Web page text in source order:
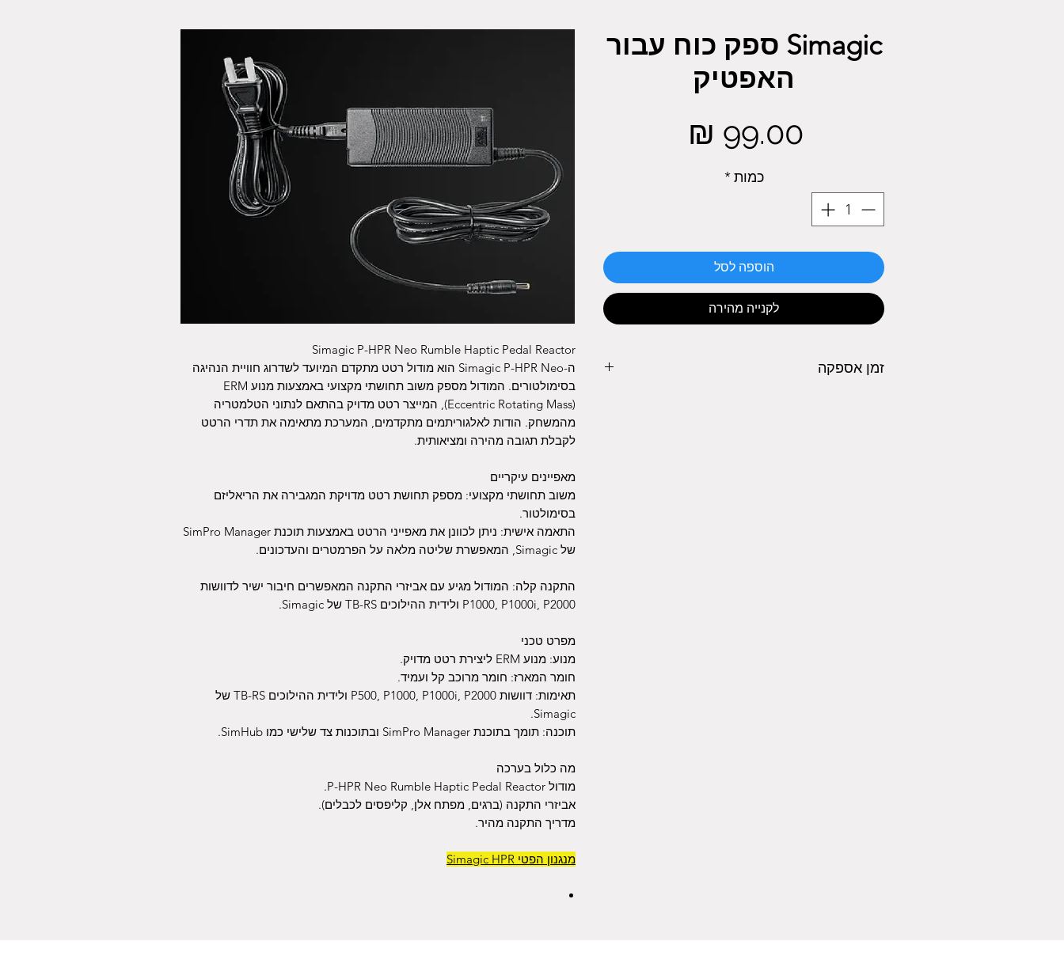
Simagic P-HPR Neo Rumble Haptic Pedal Reactor
ה-Simagic P-HPR Neo הוא מודול רטט מתקדם המיועד לשדרוג חוויית הנהיגה
בסימולטורים. המודול מספק משוב תחושתי מקצועי באמצעות מנוע ERM
(Eccentric Rotating Mass), המייצר רטט מדויק בהתאם לנתוני הטלמטריה
מהמשחק. הודות לאלגוריתמים מתקדמים, המערכת מתאימה את תדרי הרטט
לקבלת תגובה מהירה ומציאותית.
מאפיינים עיקריים
משוב תחושתי מקצועי: מספק תחושת רטט מדויקת המגבירה את הריאליזם
בסימולטור.
התאמה אישית: ניתן לכוונן את מאפייני הרטט באמצעות תוכנת SimPro Manager
של Simagic, המאפשרת שליטה מלאה על הפרמטרים והעדכונים.
התקנה קלה: המודול מגיע עם אביזרי התקנה המאפשרים חיבור ישיר לדוושות
P1000, P1000i, P2000 ולידית ההילוכים TB-RS של Simagic.
מפרט טכני
מנוע: מנוע ERM ליצירת רטט מדויק.
חומר המארז: חומר מרוכב קל ועמיד.
תאימות: דוושות P500, P1000, P1000i, P2000 ולידית ההילוכים TB-RS של
Simagic.
תוכנה: תומך בתוכנת SimPro Manager ובתוכנות צד שלישי כמו SimHub.
מה כלול בערכה
מודול P-HPR Neo Rumble Haptic Pedal Reactor.
אביזרי התקנה (ברגים, מפתח אלן, קליפסים לכבלים).
מדריך התקנה מהיר.
מנגנון הפטי Simagic HPR
Simagic ספק כוח עבור
האפטיק
כמות *
הוספה לסל
לקנייה מהירה
זמן אספקה